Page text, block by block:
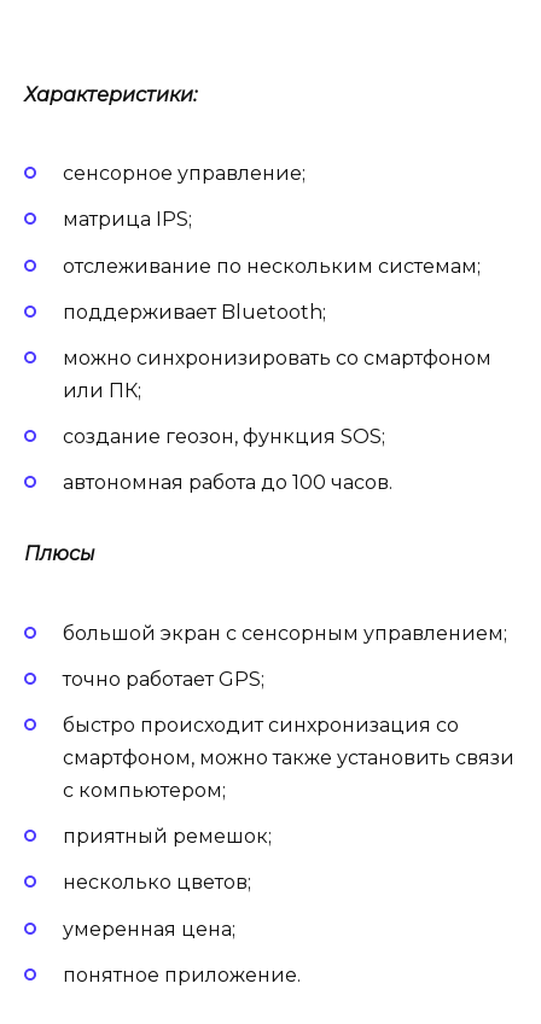
Характеристики:
сенсорное управление;
матрица IPS;
отслеживание по нескольким системам;
поддерживает Bluetooth;
можно синхронизировать со смартфоном
или ПК;
создание геозон, функция SOS;
автономная работа до 100 часов.
Плюсы
большой экран с сенсорным управлением;
точно работает GPS;
быстро происходит синхронизация со
смартфоном, можно также установить связи
с компьютером;
приятный ремешок;
несколько цветов;
умеренная цена;
понятное приложение.